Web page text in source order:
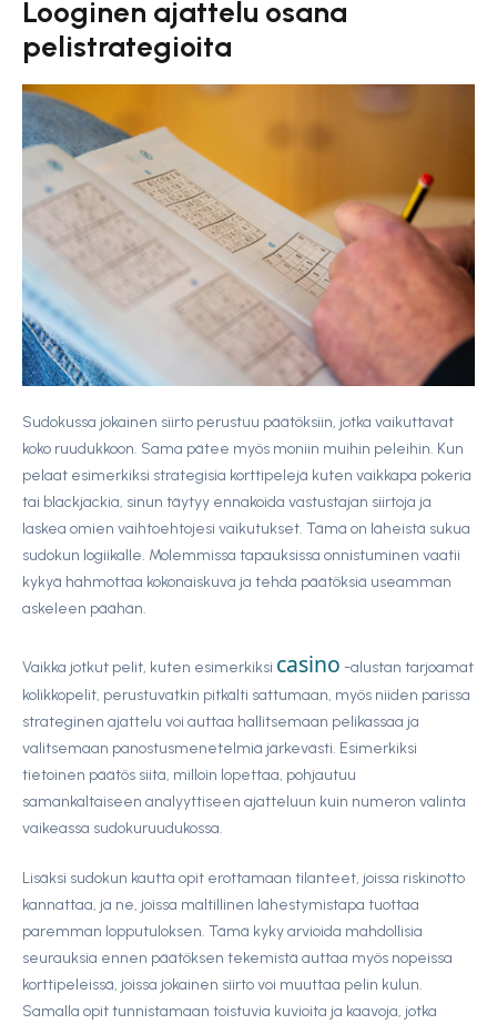
Looginen ajattelu osana
pelistrategioita
Sudokussa jokainen siirto perustuu päätöksiin, jotka vaikuttavat
koko ruudukkoon. Sama pätee myös moniin muihin peleihin. Kun
pelaat esimerkiksi strategisia korttipelejä kuten vaikkapa pokeria
tai blackjackia, sinun täytyy ennakoida vastustajan siirtoja ja
laskea omien vaihtoehtojesi vaikutukset. Tämä on läheistä sukua
sudokun logiikalle. Molemmissa tapauksissa onnistuminen vaatii
kykyä hahmottaa kokonaiskuva ja tehdä päätöksiä useamman
askeleen päähän.
Vaikka jotkut pelit, kuten esimerkiksi casino -alustan tarjoamat
kolikkopelit, perustuvatkin pitkälti sattumaan, myös niiden parissa
strateginen ajattelu voi auttaa hallitsemaan pelikassaa ja
valitsemaan panostusmenetelmiä järkevästi. Esimerkiksi
tietoinen päätös siitä, milloin lopettaa, pohjautuu
samankaltaiseen analyyttiseen ajatteluun kuin numeron valinta
vaikeassa sudokuruudukossa.
Lisäksi sudokun kautta opit erottamaan tilanteet, joissa riskinotto
kannattaa, ja ne, joissa maltillinen lähestymistapa tuottaa
paremman lopputuloksen. Tämä kyky arvioida mahdollisia
seurauksia ennen päätöksen tekemistä auttaa myös nopeissa
korttipeleissä, joissa jokainen siirto voi muuttaa pelin kulun.
Samalla opit tunnistamaan toistuvia kuvioita ja kaavoja, jotka